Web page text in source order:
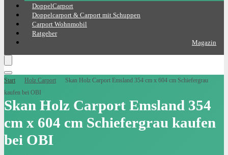
DoppelCarport
Doppelcarport & Carport mit Schuppen
Carport Wohnmobil
Ratgeber
Magazin
Start Holz Carport
Skan Holz Carport Emsland 354 cm x 604 cm Schiefergrau
kaufen bei OBI
Skan Holz Carport Emsland 354
cm x 604 cm Schiefergrau kaufen
bei OBI